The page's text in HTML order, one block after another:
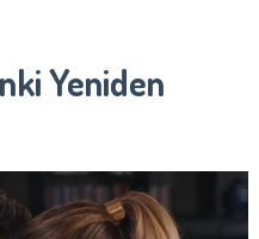
Yeniden